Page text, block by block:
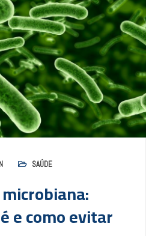
SAÚDE
e como evitar